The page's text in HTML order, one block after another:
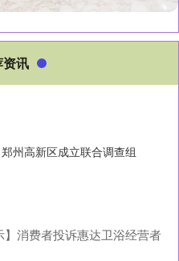
讯
州高新区成立联合调查组
消费者投诉惠达卫浴经营者